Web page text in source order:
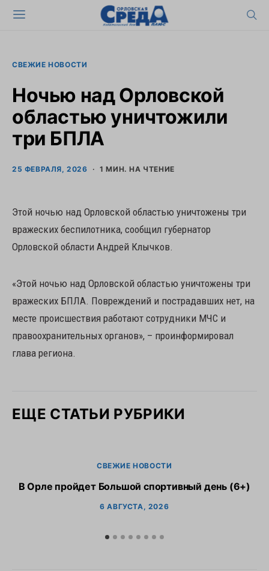
СВЕЖИЕ НОВОСТИ
Ночью над Орловской
областью уничтожили
три БПЛА
25 ФЕВРАЛЯ, 2026 1 МИН. НА ЧТЕНИЕ
Этой ночью над Орловской областью уничтожены три
вражеских беспилотника, сообщил губернатор
Орловской области Андрей Клычков.
«Этой ночью над Орловской областью уничтожены три
вражеских БПЛА. Повреждений и пострадавших нет, на
месте происшествия работают сотрудники МЧС и
правоохранительных органов», – проинформировал
глава региона.
ЕЩЕ СТАТЬИ РУБРИКИ
СВЕЖИЕ НОВОСТИ
В Орле пройдет Большой спортивный день (6+)
6 АВГУСТА, 2026